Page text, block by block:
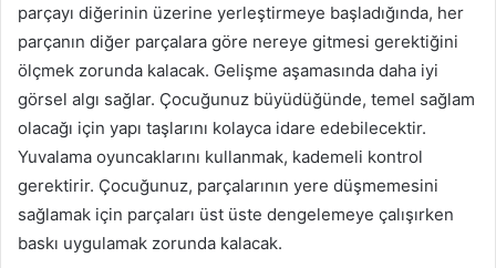
parçayı diğerinin üzerine yerleştirmeye başladığında, her
parçanın diğer parçalara göre nereye gitmesi gerektiğini
ölçmek zorunda kalacak. Gelişme aşamasında daha iyi
görsel algı sağlar. Çocuğunuz büyüdüğünde, temel sağlam
olacağı için yapı taşlarını kolayca idare edebilecektir.
Yuvalama oyuncaklarını kullanmak, kademeli kontrol
gerektirir. Çocuğunuz, parçalarının yere düşmemesini
sağlamak için parçaları üst üste dengelemeye çalışırken
baskı uygulamak zorunda kalacak.